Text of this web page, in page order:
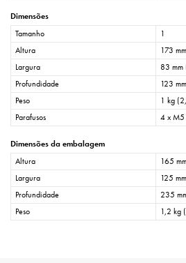
Dimensões
Tamanho
1
Altura
173
Largura
83
Profundidade
123
Peso
1 kg
Parafusos
4 x M5
Dimensões da embalagem
Altura
165
Largura
125
Profundidade
235
Peso
1,2 kg